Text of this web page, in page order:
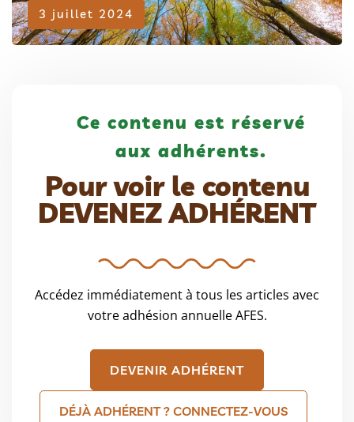
3 juillet 2024
Adhérent
Ce contenu est réservé
aux adhérents.
Pour voir le contenu
DEVENEZ ADHÉRENT
Accédez immédiatement à tous les articles avec
votre adhésion annuelle AFES.
DEVENIR ADHÉRENT
DÉJÀ ADHÉRENT ? CONNECTEZ-VOUS